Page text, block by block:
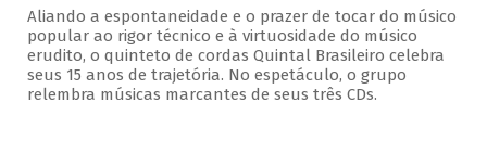
Aliando a espontaneidade e o prazer de tocar do músico
popular ao rigor técnico e à virtuosidade do músico
erudito, o quinteto de cordas Quintal Brasileiro celebra
seus 15 anos de trajetória. No espetáculo, o grupo
relembra músicas marcantes de seus três CDs.